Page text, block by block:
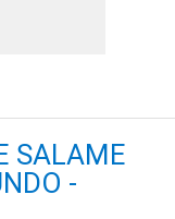
SALAME
-